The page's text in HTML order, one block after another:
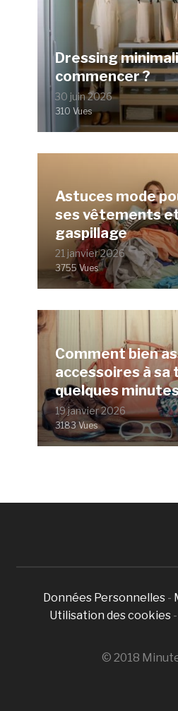
Dressing
commencer ?
30 juin 2026
310 Vues
Astuces mode
ses vêtements
gaspillage
21 janvier 2026
3755 Vues
Comment bien
accessoires à sa
quelques
19 janvier 2026
3183 Vues
Données Personnelles -
Utilisation des cookies -
© 2018